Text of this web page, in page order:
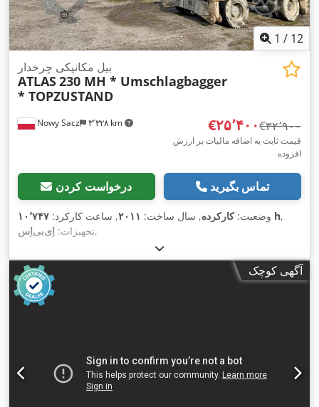
1 / 12
Nowy Sacz ۳٬۳۲۸ km
بیل مکانیکی چرخدار
ATLAS230 MH * Umschlagbagger
* TOPZUSTAND
‎€۲۵٬۴۰۰ ‎€۳۲٬۹۰۰
قیمت ثابت به اضافه مالیات بر ارزش
افزوده
درخواست کردن تماس بگیرید
وضعیت:کارکرده, سال ساخت: ۲۰۱۱, ساعت کارکرد: ۱۰٬۷۴۷ h,
تجهیزات:,
آگهی کوچک